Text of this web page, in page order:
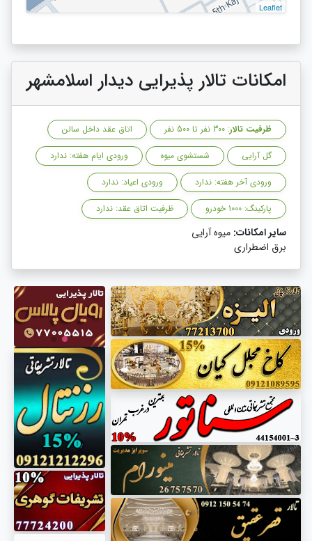
Leaflet
امکانات تالار پذیرایی دیدار اسلامشهر
ظرفیت تالار: 300 نفر تا 500 نفر
اتاق عقد داخل سالن
گل آرایی
شستشوی میوه
ورودی ایام هفته: ندارد
ورودی آخر هفته: ندارد
ورودی اعیاد: ندارد
پارکینگ: 1000 خودرو
ظرفیت اتاق عقد: ندارد
سایر امکانات: میوه آرایی
برق اضطراری